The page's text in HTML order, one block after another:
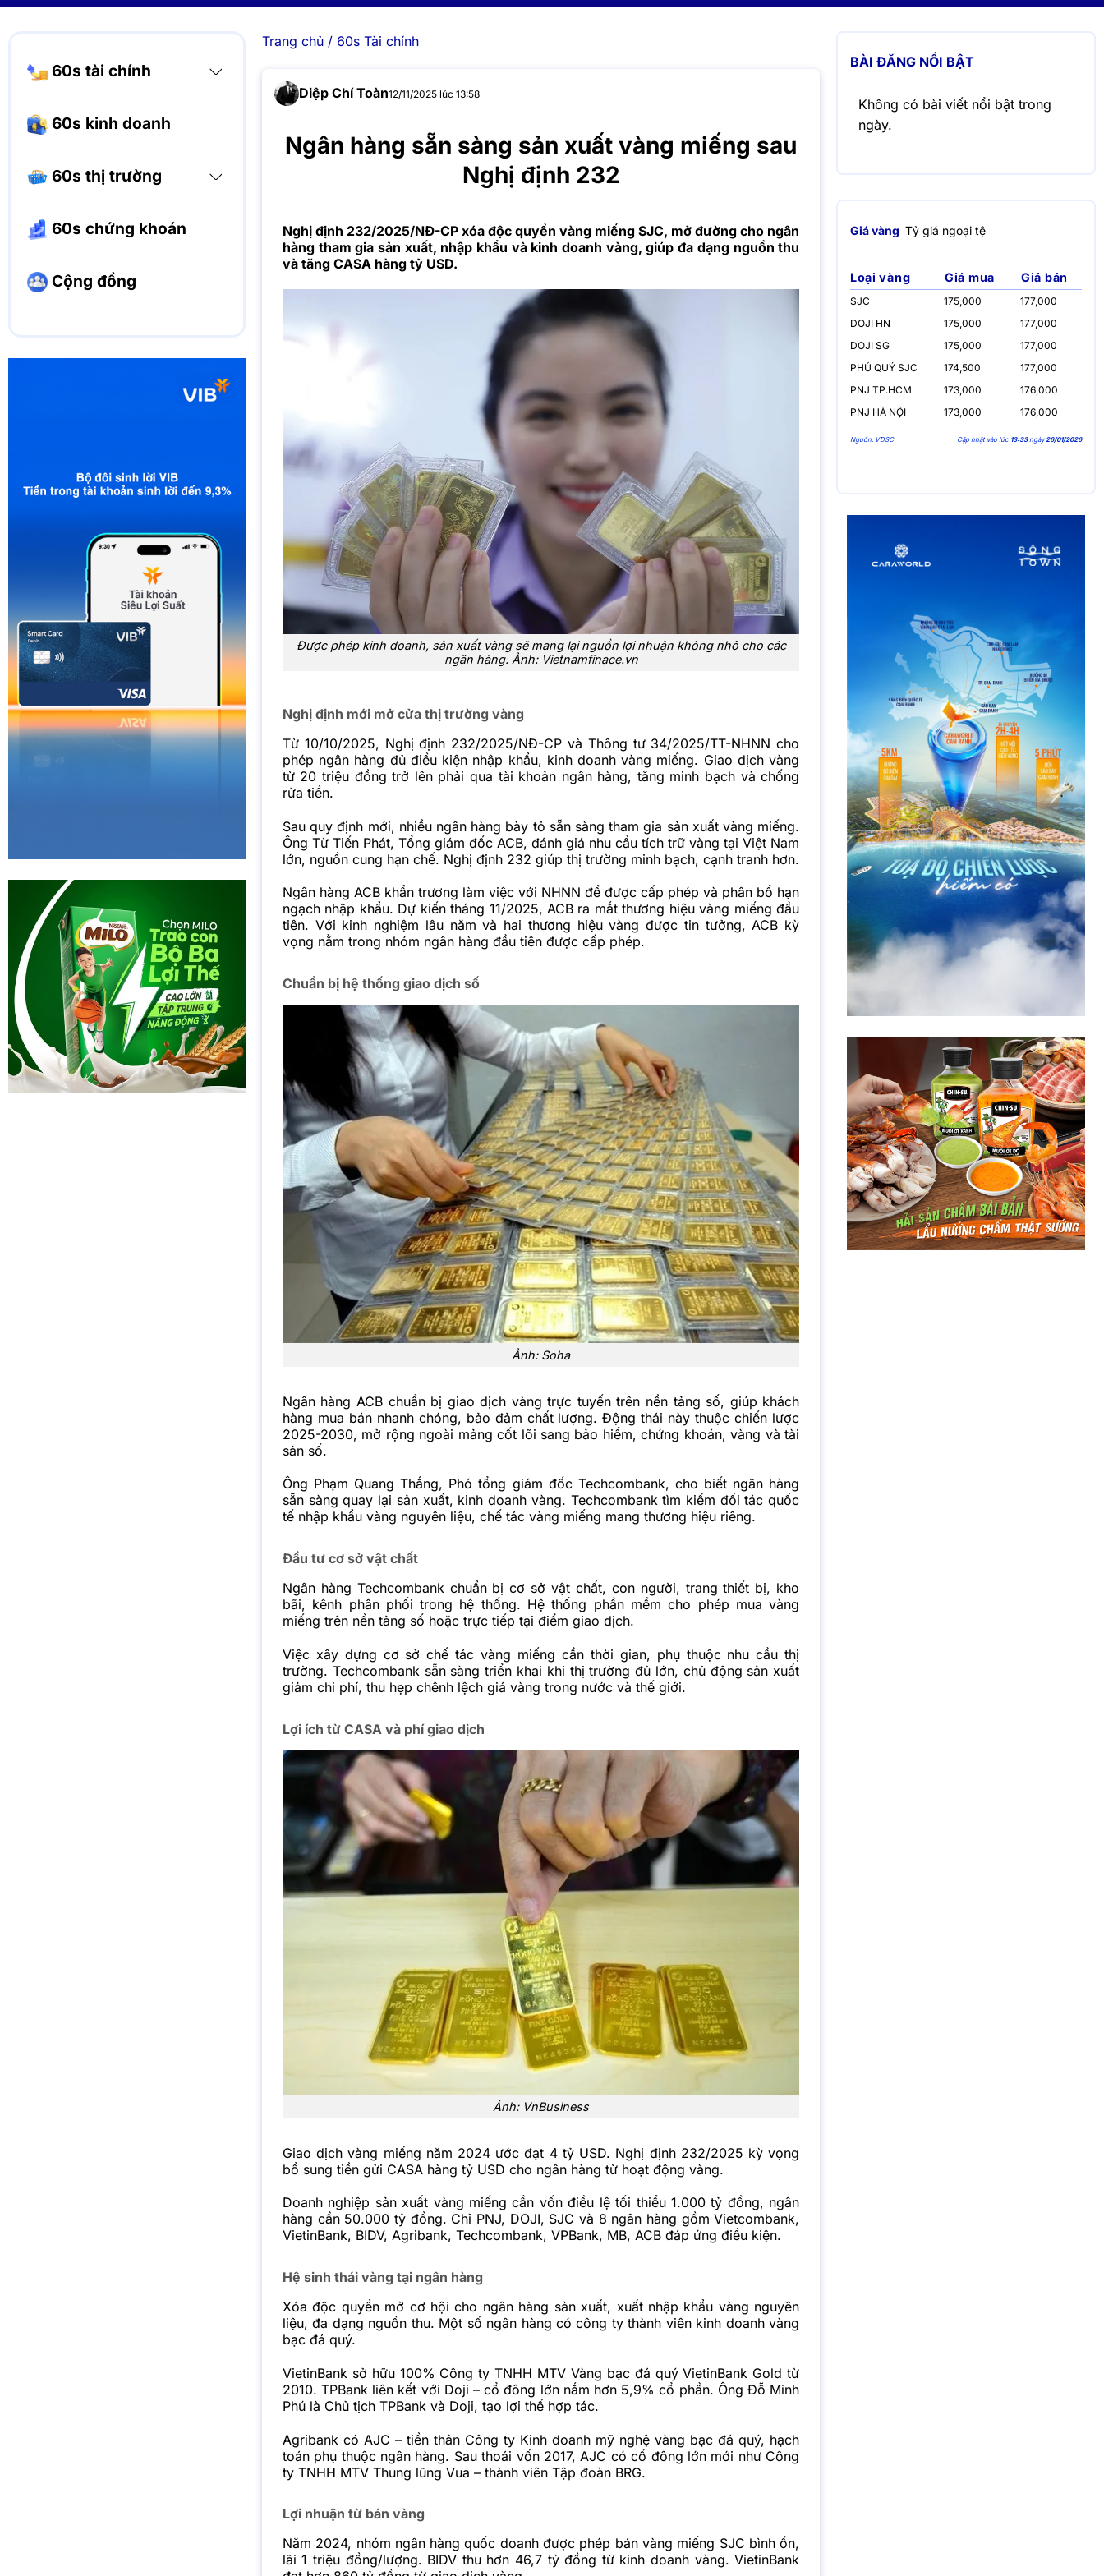
60s tài chính
60s kinh doanh
60s thị trường
60s chứng khoán
Cộng đồng
Trang chủ/ 60s Tài chính
Diệp Chí Toàn12/11/2025 lúc 13:58
Ngân hàng sẵn sàng sản xuất vàng miếng sau
Nghị định 232
Nghị định 232/2025/NĐ-CP xóa độc quyền vàng miếng SJC, mở đường cho ngân
hàng tham gia sản xuất, nhập khẩu và kinh doanh vàng, giúp đa dạng nguồn thu
và tăng CASA hàng tỷ USD.
Được phép kinh doanh, sản xuất vàng sẽ mang lại nguồn lợi nhuận không nhỏ cho các
ngân hàng. Ảnh: Vietnamfinace.vn
Nghị định mới mở cửa thị trường vàng
Từ 10/10/2025, Nghị định 232/2025/NĐ-CP và Thông tư 34/2025/TT-NHNN cho
phép ngân hàng đủ điều kiện nhập khẩu, kinh doanh vàng miếng. Giao dịch vàng
từ 20 triệu đồng trở lên phải qua tài khoản ngân hàng, tăng minh bạch và chống
rửa tiền.
Sau quy định mới, nhiều ngân hàng bày tỏ sẵn sàng tham gia sản xuất vàng miếng.
Ông Từ Tiến Phát, Tổng giám đốc ACB, đánh giá nhu cầu tích trữ vàng tại Việt Nam
lớn, nguồn cung hạn chế. Nghị định 232 giúp thị trường minh bạch, cạnh tranh hơn.
Ngân hàng ACB khẩn trương làm việc với NHNN để được cấp phép và phân bổ hạn
ngạch nhập khẩu. Dự kiến tháng 11/2025, ACB ra mắt thương hiệu vàng miếng đầu
tiên. Với kinh nghiệm lâu năm và hai thương hiệu vàng được tin tưởng, ACB kỳ
vọng nằm trong nhóm ngân hàng đầu tiên được cấp phép.
Chuẩn bị hệ thống giao dịch số
Ảnh: Soha
Ngân hàng ACB chuẩn bị giao dịch vàng trực tuyến trên nền tảng số, giúp khách
hàng mua bán nhanh chóng, bảo đảm chất lượng. Động thái này thuộc chiến lược
2025-2030, mở rộng ngoài mảng cốt lõi sang bảo hiểm, chứng khoán, vàng và tài
sản số.
Ông Phạm Quang Thắng, Phó tổng giám đốc Techcombank, cho biết ngân hàng
sẵn sàng quay lại sản xuất, kinh doanh vàng. Techcombank tìm kiếm đối tác quốc
tế nhập khẩu vàng nguyên liệu, chế tác vàng miếng mang thương hiệu riêng.
Đầu tư cơ sở vật chất
Ngân hàng Techcombank chuẩn bị cơ sở vật chất, con người, trang thiết bị, kho
bãi, kênh phân phối trong hệ thống. Hệ thống phần mềm cho phép mua vàng
miếng trên nền tảng số hoặc trực tiếp tại điểm giao dịch.
Việc xây dựng cơ sở chế tác vàng miếng cần thời gian, phụ thuộc nhu cầu thị
trường. Techcombank sẵn sàng triển khai khi thị trường đủ lớn, chủ động sản xuất
giảm chi phí, thu hẹp chênh lệch giá vàng trong nước và thế giới.
Lợi ích từ CASA và phí giao dịch
Ảnh: VnBusiness
Giao dịchvàng miếng năm 2024 ước đạt 4 tỷ USD. Nghị định 232/2025 kỳ vọng
bổ sung tiền gửi CASA hàng tỷ USD cho ngân hàng từ hoạt động vàng.
Doanh nghiệp sản xuất vàng miếng cần vốn điều lệ tối thiểu 1.000 tỷ đồng, ngân
hàng cần 50.000 tỷ đồng. Chỉ PNJ, DOJI, SJC và 8 ngân hàng gồm Vietcombank,
VietinBank, BIDV, Agribank, Techcombank, VPBank, MB, ACB đáp ứng điều kiện.
Hệ sinh thái vàng tại ngân hàng
Xóa độc quyền mở cơ hội cho ngân hàng sản xuất, xuất nhập khẩu vàng nguyên
liệu, đa dạng nguồn thu. Một số ngân hàng có công ty thành viên kinh doanh vàng
bạc đá quý.
VietinBank sở hữu 100% Công ty TNHH MTV Vàng bạc đá quý VietinBank Gold từ
2010. TPBank liên kết với Doji – cổ đông lớn nắm hơn 5,9% cổ phần. Ông Đỗ Minh
Phú là Chủ tịch TPBank và Doji, tạo lợi thế hợp tác.
Agribank có AJC – tiền thân Công ty Kinh doanh mỹ nghệ vàng bạc đá quý, hạch
toán phụ thuộc ngân hàng. Sau thoái vốn 2017, AJC có cổ đông lớn mới như Công
ty TNHH MTV Thung lũng Vua – thành viên Tập đoàn BRG.
Lợi nhuận từ bán vàng
Năm 2024, nhóm ngân hàng quốc doanh được phép bán vàng miếng SJC bình ổn,
lãi 1 triệu đồng/lượng. BIDV thu hơn 46,7 tỷ đồng từ kinh doanh vàng. VietinBank
BÀI ĐĂNG NỔI BẬT
Không có bài viết nổi bật trong
ngày.
Giá vàng Tỷ giá ngoại tệ
Loại vàng Giá mua Giá bán
SJC 175,000
177,000
DOJI HN
175,000
177,000
DOJI SG
175,000
177,000
PHÚ QUÝ SJC
174,500
177,000
PNJ TP.HCM
173,000
176,000
PNJ HÀ NỘI
173,000 176,000
Nguồn: VDSC Cập nhật vào lúc 13:33ngày26/01/2026